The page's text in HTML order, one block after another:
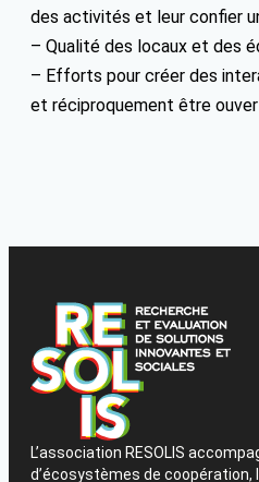
des activités et leur confier
– Qualité des locaux et des
– Efforts pour créer des
et réciproquement être
L’association RESOLIS
d’écosystèmes de coopération,